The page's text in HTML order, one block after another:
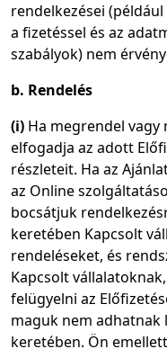
rendelkezései
a fizetéssel és az
szabályok) nem
b. Rendelés
(i) Ha megrendel vagy
elfogadja az adott
részleteit. Ha az
az Online
bocsátjuk
keretében Kapcsolt
rendeléseket, és
Kapcsolt
felügyelni az
maguk nem adhatnak
keretében. Ön